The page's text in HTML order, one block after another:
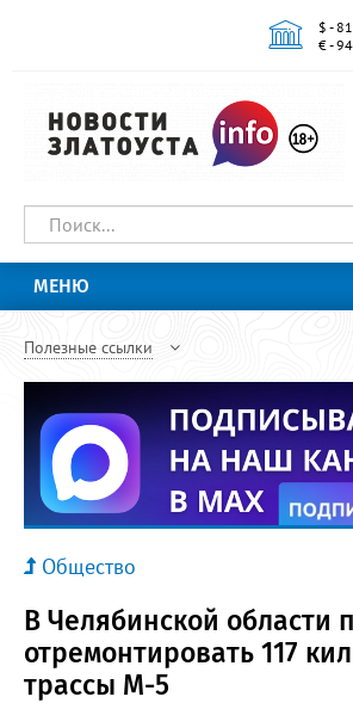
$ -
€ -
МЕНЮ
Полезные ссылки
Общество
В Челябинской области
отремонтировать 117
трассы М-5